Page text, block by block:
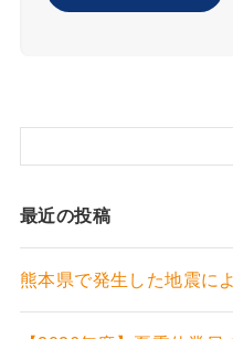
最近の投稿
熊本県で発生した地震に